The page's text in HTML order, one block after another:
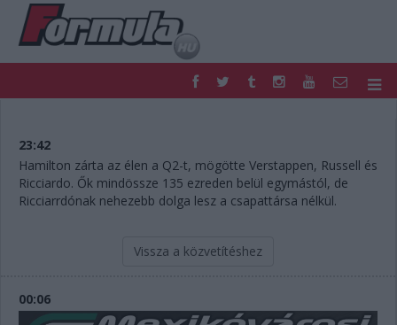
FORMULA
NEMZETKÖZI
HAZAI
RETRO
EGYÉB
PODCAST
SHOP
PONTÁLLÁSOK
23:42
Hamilton zárta az élen a Q2-t, mögötte Verstappen, Russell és
Ricciardo. Ők mindössze 135 ezreden belül egymástól, de
Ricciarrdónak nehezebb dolga lesz a csapattársa nélkül.
Vissza a közvetítéshez
00:06